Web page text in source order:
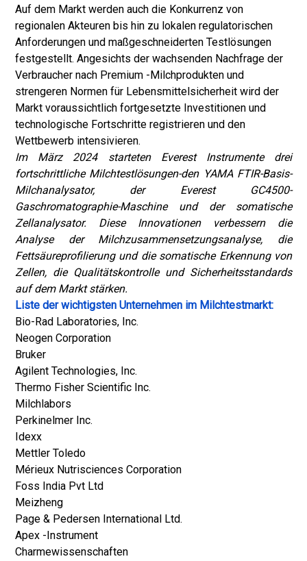
Auf dem Markt werden auch die Konkurrenz von
regionalen Akteuren bis hin zu lokalen regulatorischen
Anforderungen und maßgeschneiderten Testlösungen
festgestellt. Angesichts der wachsenden Nachfrage der
Verbraucher nach Premium -Milchprodukten und
strengeren Normen für Lebensmittelsicherheit wird der
Markt voraussichtlich fortgesetzte Investitionen und
technologische Fortschritte registrieren und den
Wettbewerb intensivieren.
Im März 2024 starteten Everest Instrumente drei
fortschrittliche Milchtestlösungen-den YAMA FTIR-Basis-
Milchanalysator, der Everest GC4500-
Gaschromatographie-Maschine und der somatische
Zellanalysator. Diese Innovationen verbessern die
Analyse der Milchzusammensetzungsanalyse, die
Fettsäureprofilierung und die somatische Erkennung von
Zellen, die Qualitätskontrolle und Sicherheitsstandards
auf dem Markt stärken.
Liste der wichtigsten Unternehmen im Milchtestmarkt:
Bio-Rad Laboratories, Inc.
Neogen Corporation
Bruker
Agilent Technologies, Inc.
Thermo Fisher Scientific Inc.
Milchlabors
Perkinelmer Inc.
Idexx
Mettler Toledo
Mérieux Nutrisciences Corporation
Foss India Pvt Ltd
Meizheng
Page & Pedersen International Ltd.
Apex -Instrument
Charmewissenschaften